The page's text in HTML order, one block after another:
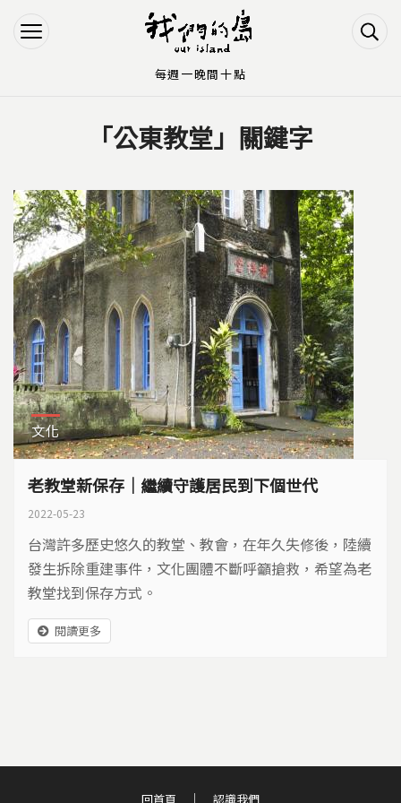
Jump to Navigation
Jump to Main content
「公東教堂」關鍵字
文化
老教堂新保存｜繼續守護居民到下個世代
2022-05-23
台灣許多歷史悠久的教堂、教會，在年久失修後，陸續
發生拆除重建事件，文化團體不斷呼籲搶救，希望為老
教堂找到保存方式。
閱讀更多
回首頁 認識我們
每週一晚間十點